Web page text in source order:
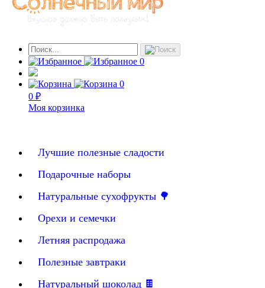
0
0
0 ₽
Моя корзинка
Лучшие полезные сладости
Подарочные наборы
Натуральные сухофрукты 🌳
Орехи и семечки
Летняя распродажа
Полезные завтраки
Натуральный шоколад 🍫